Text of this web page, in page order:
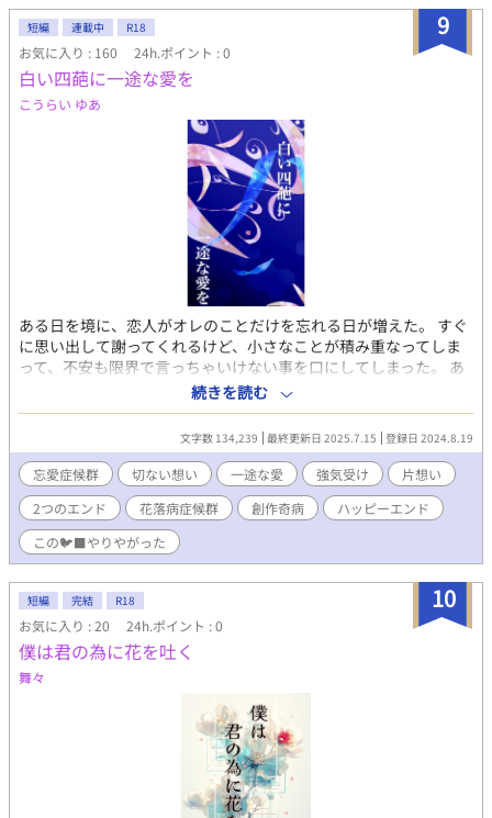
9
短編 連載中 R18
お気に入り : 160 24h.ポイント : 0
白い四葩に一途な愛を
こうらい ゆあ
ある日を境に、恋人がオレのことだけを忘れる日が増えた。 すぐ
に思い出して謝ってくれるけど、小さなことが積み重なってしま
って、不安も限界で言っちゃいけない事を口にしてしまった。 あ
の日に戻れるなら戻りたい。 謝りたい。 でも、全てがもう手遅れ
だった。 花吐き病をオマージュにした、創作奇病を題材としたお
話になっています。 表紙は皆中 透さん@touminanaka に描いて
頂きました。 素敵な表紙をありがとうございます！
続きを読む
文字数 134,239 最終更新日 2025.7.15 登録日 2024.8.19
忘愛症候群 切ない想い 一途な愛 強気受け
片想い
2つのエンド
花落病症候群 創作奇病
ハッピーエンド
この🐦‍⬛やりやがった
10
短編 完結 R18
お気に入り : 20 24h.ポイント : 0
僕は君の為に花を吐く
舞々